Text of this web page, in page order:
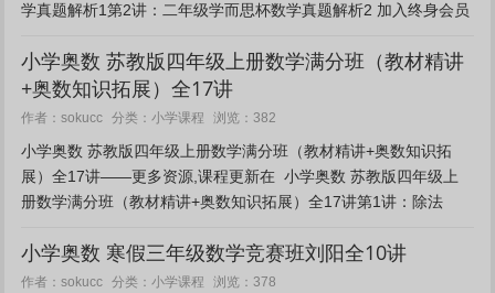
学真题解析1第2讲：二年级学而思杯数学真题解析2 加入终身会员
小学奥数 苏教版四年级上册数学满分班（教材精讲
+奥数知识拓展）全17讲
作者：sokucc 分类：小学课程 浏览：382
小学奥数 苏教版四年级上册数学满分班（教材精讲+奥数知识拓
展）全17讲——更多资源,课程更新在 小学奥数 苏教版四年级上
册数学满分班（教材精讲+奥数知识拓展）全17讲第1讲：除法
小学奥数 寒假三年级数学竞赛班刘阳全10讲
作者：sokucc 分类：小学课程 浏览：378